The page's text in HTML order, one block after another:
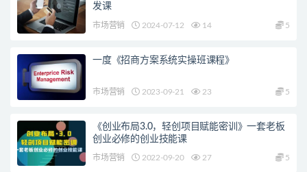
发课
市场营销 2024-07-12 14 5
一度《招商方案系统实操班课程》
市场营销 2023-09-21 23 5
《创业布局3.0，轻创项目赋能密训》一套老板
创业必修的创业技能课
市场营销 2022-09-20 27 5